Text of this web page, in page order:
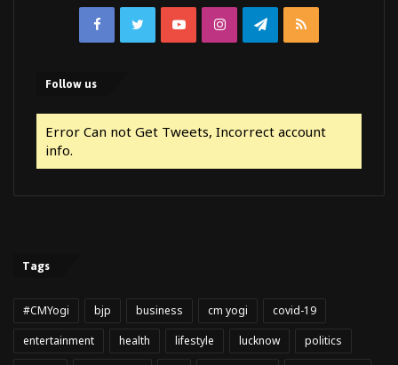
FacebookTwitterYouTubeInstagramTelegram
RSS
Follow us
Error Can not Get Tweets, Incorrect account
info.
Tags
#CMYogi bjp business cm yogi
covid-19
entertainment
health lifestyle lucknow
politics